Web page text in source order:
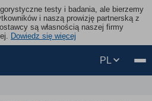
testy i badania, ale bierzemy
i naszą prowizję partnerską z
są własnością naszej firmy
Dowiedz się więcej
PL